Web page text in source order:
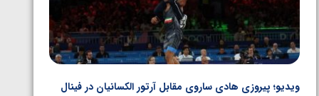
ویدیو؛ پیروزی هادی ساروی مقابل آرتور الکسانیان در فینال